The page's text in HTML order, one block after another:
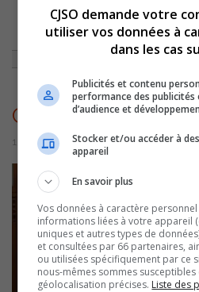
ACCUEIL» ACTUALITÉS
DÉBUT DES
S’ÉCLATE EN COULEURS» DU CNDA»
CourseCNDA
15 février 2023 | Par Sylvain Rochon
CJSO demande votre
utiliser vos données à
dans les cas
Publicités et contenu
performance des publicités
d’audience et
Stocker et/ou accéder à
appareil
En savoir plus
Vos données à caractère
informations liées à votre appareil
uniques et autres types de
et consultées par 66 partenaires,
ou utilisées spécifiquement par ce
nous-mêmes sommes
géolocalisation précises. Liste des